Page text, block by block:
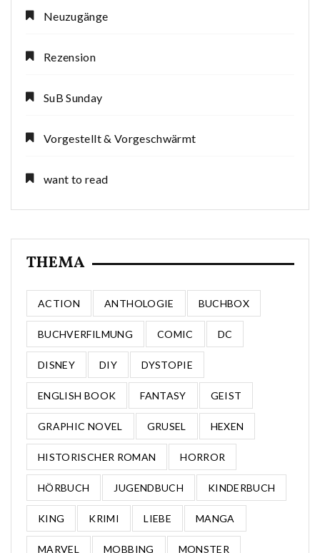
Neuzugänge
Rezension
SuB Sunday
Vorgestellt & Vorgeschwärmt
want to read
THEMA
ACTION ANTHOLOGIE BUCHBOX
BUCHVERFILMUNG COMIC DC
DISNEY DIY DYSTOPIE
ENGLISH BOOK FANTASY GEIST
GRAPHIC NOVEL GRUSEL HEXEN
HISTORISCHER ROMAN HORROR
HÖRBUCH JUGENDBUCH KINDERBUCH
KING KRIMI LIEBE MANGA
MARVEL MOBBING MONSTER